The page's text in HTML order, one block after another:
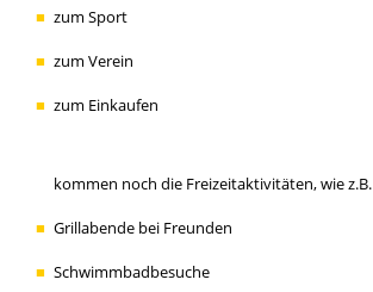
zum Sport
zum Verein
zum Einkaufen
kommen noch die Freizeitaktivitäten, wie z.B.
Grillabende bei Freunden
Schwimmbadbesuche